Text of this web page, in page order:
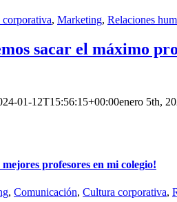
, Marketing, Relaciones
sacar el máximo
01-12T15:56:15+00:00enero 5th,
mejores profesores en mi colegio!
, Comunicación, Cultura corporativa,